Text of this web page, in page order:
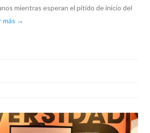
mientras esperan el pitido de inicio del
más →